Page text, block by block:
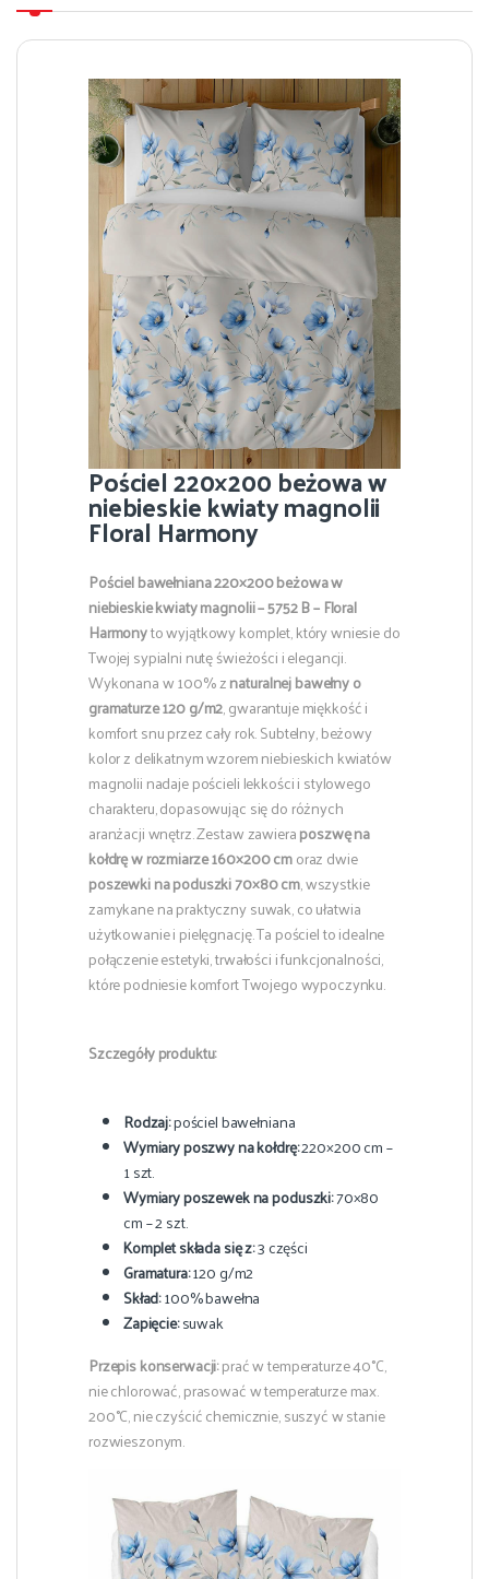
Pościel 220×200 beżowa w
niebieskie kwiaty magnolii
Floral Harmony
Pościel bawełniana 220×200 beżowa w
niebieskie kwiaty magnolii – 5752 B – Floral
Harmonyto wyjątkowy komplet, który wniesie do
Twojej sypialni nutę świeżości i elegancji.
Wykonana w 100% znaturalnej bawełny o
gramaturze 120 g/m2, gwarantuje miękkość i
komfort snu przez cały rok. Subtelny, beżowy
kolor z delikatnym wzorem niebieskich kwiatów
magnolii nadaje pościeli lekkości i stylowego
charakteru, dopasowując się do różnych
aranżacji wnętrz. Zestaw zawieraposzwę na
kołdrę w rozmiarze 160×200 cmoraz dwie
poszewki na poduszki 70×80 cm, wszystkie
zamykane na praktyczny suwak, co ułatwia
użytkowanie i pielęgnację. Ta pościel to idealne
połączenie estetyki, trwałości i funkcjonalności,
które podniesie komfort Twojego wypoczynku.
Szczegóły produktu:
Rodzaj:pościel bawełniana
Wymiary poszwy na kołdrę:220×200 cm –
1 szt.
Wymiary poszewek na poduszki:70×80
cm – 2 szt.
Komplet składa się z:3 części
Gramatura:120 g/m2
Skład:100% bawełna
Zapięcie:suwak
Przepis konserwacji:prać w temperaturze 40°C,
nie chlorować, prasować w temperaturze max.
200°C, nie czyścić chemicznie, suszyć w stanie
rozwieszonym.